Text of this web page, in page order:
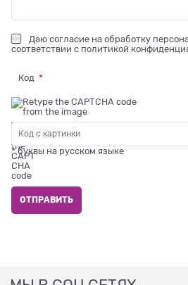
Даю согласие на обработку
соответствии с политикой
Код
* буквы на русском языке